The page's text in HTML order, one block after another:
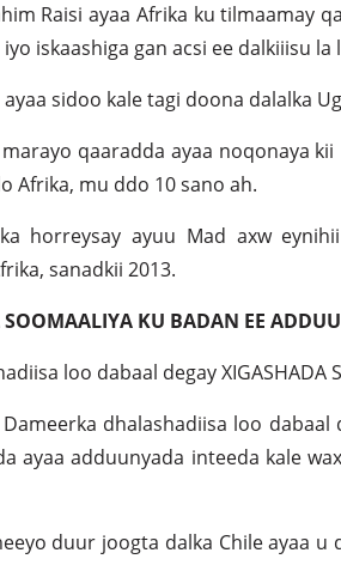
Raisi ayaa Afrika ku tilmaamay
iskaashiga gan acsi ee dalkiiisu la
ayaa sidoo kale tagi doona dalalka
qaaradda ayaa noqonaya
Afrika, mu ddo 10 sano ah.
horreysay ayuu Mad axw
sanadkii 2013.
SOOMAALIYA KU BADAN EE
loo dabaal degay XIGASHADA
dhalashadiisa loo
ayaa adduunyada inteeda kale
duur joogta dalka Chile ayaa